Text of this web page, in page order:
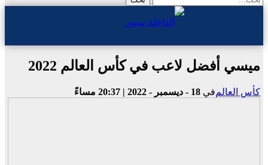
ميسي أفضل لاعب في كأس العالم 2022
كأس العالمفي 18 - ديسمبر - 2022 | 20:37 مساءً